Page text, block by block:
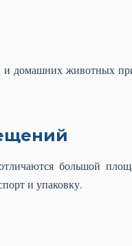
и домашних животных
большой
и упаковку.